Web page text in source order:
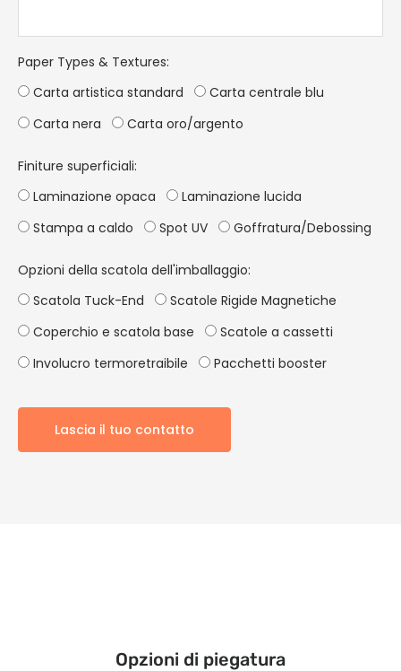
Paper Types & Textures:
Carta artistica standard
Carta centrale blu
Carta nera
Carta oro/argento
Finiture superficiali:
Laminazione opaca
Laminazione lucida
Stampa a caldo
Spot UV Goffratura/Debossing
Opzioni della scatola dell'imballaggio:
Scatola Tuck-End
Scatole Rigide Magnetiche
Coperchio e scatola base
Scatole a cassetti
Involucro termoretraibile
Pacchetti booster
Lascia il tuo contatto
Opzioni di piegatura